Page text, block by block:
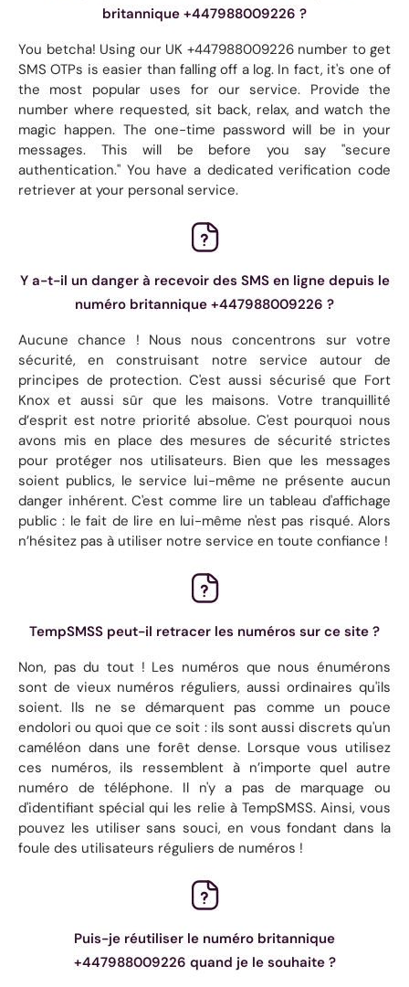
britannique +447988009226 ?
You betcha! Using our UK +447988009226 number to get
SMS OTPs is easier than falling off a log. In fact, it's one of
the most popular uses for our service. Provide the
number where requested, sit back, relax, and watch the
magic happen. The one-time password will be in your
messages. This will be before you say "secure
authentication." You have a dedicated verification code
retriever at your personal service.
Y a-t-il un danger à recevoir des SMS en ligne depuis le
numéro britannique +447988009226 ?
Aucune chance ! Nous nous concentrons sur votre
sécurité, en construisant notre service autour de
principes de protection. C'est aussi sécurisé que Fort
Knox et aussi sûr que les maisons. Votre tranquillité
d’esprit est notre priorité absolue. C'est pourquoi nous
avons mis en place des mesures de sécurité strictes
pour protéger nos utilisateurs. Bien que les messages
soient publics, le service lui-même ne présente aucun
danger inhérent. C'est comme lire un tableau d'affichage
public : le fait de lire en lui-même n'est pas risqué. Alors
n’hésitez pas à utiliser notre service en toute confiance !
TempSMSS peut-il retracer les numéros sur ce site ?
Non, pas du tout ! Les numéros que nous énumérons
sont de vieux numéros réguliers, aussi ordinaires qu'ils
soient. Ils ne se démarquent pas comme un pouce
endolori ou quoi que ce soit : ils sont aussi discrets qu'un
caméléon dans une forêt dense. Lorsque vous utilisez
ces numéros, ils ressemblent à n’importe quel autre
numéro de téléphone. Il n'y a pas de marquage ou
d'identifiant spécial qui les relie à TempSMSS. Ainsi, vous
pouvez les utiliser sans souci, en vous fondant dans la
foule des utilisateurs réguliers de numéros !
Puis-je réutiliser le numéro britannique
+447988009226 quand je le souhaite ?